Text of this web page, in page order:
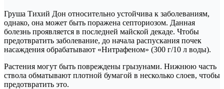
Груша Тихий Дон относительно устойчива к заболеваниям,
однако, она может быть поражена септориозом. Данная
болезнь проявляется в последней майской декаде. Чтобы
предотвратить заболевание, до начала распускания почек
насаждения обрабатывают «Нитрафеном» (300 г/10 л воды).
Растения могут быть повреждены грызунами. Нижнюю часть
ствола обматывают плотной бумагой в несколько слоев, чтобы
предотвратить это.